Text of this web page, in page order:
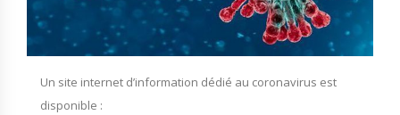
Un site internet d’information dédié au coronavirus est
disponible :